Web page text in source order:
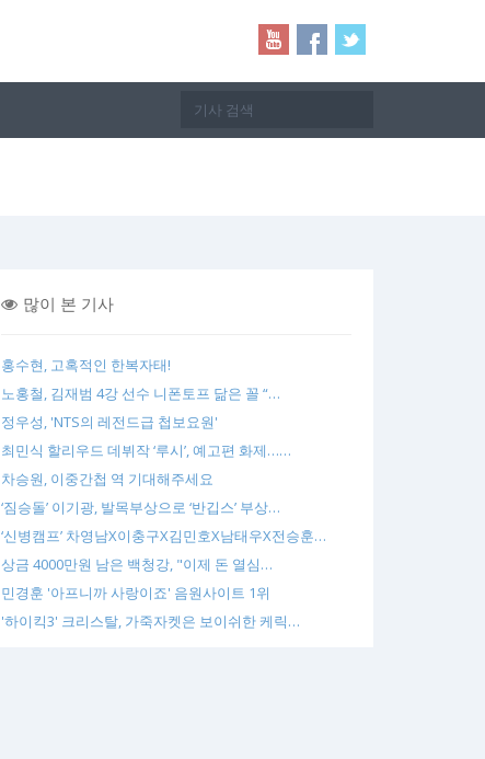
많이 본 기사
홍수현, 고혹적인 한복자태!
노홍철, 김재범 4강 선수 니폰토프 닮은 꼴 “…
정우성, 'NTS의 레전드급 첩보요원'
최민식 할리우드 데뷔작 ‘루시’, 예고편 화제……
차승원, 이중간첩 역 기대해주세요
‘짐승돌’ 이기광, 발목부상으로 ‘반깁스’ 부상…
‘신병캠프’ 차영남X이충구X김민호X남태우X전승훈…
상금 4000만원 남은 백청강, "이제 돈 열심…
민경훈 '아프니까 사랑이죠' 음원사이트 1위
'하이킥3' 크리스탈, 가죽자켓은 보이쉬한 케릭…